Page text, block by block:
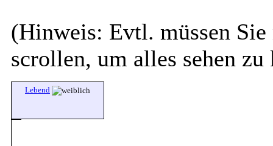
(Hinweis: Evtl. müssen Sie
scrollen, um alles sehen zu
Lebend